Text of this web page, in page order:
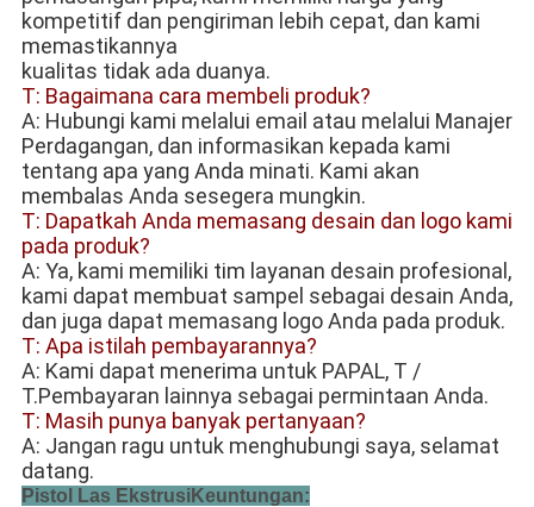
kompetitif dan pengiriman lebih cepat, dan kami
memastikannya
kualitas tidak ada duanya.
T: Bagaimana cara membeli produk?
A: Hubungi kami melalui email atau melalui Manajer
Perdagangan, dan informasikan kepada kami
tentang apa yang Anda minati. Kami akan
membalas Anda sesegera mungkin.
T: Dapatkah Anda memasang desain dan logo kami
pada produk?
A: Ya, kami memiliki tim layanan desain profesional,
kami dapat membuat sampel sebagai desain Anda,
dan juga dapat memasang logo Anda pada produk.
T: Apa istilah pembayarannya?
A: Kami dapat menerima untuk PAPAL, T /
T.Pembayaran lainnya sebagai permintaan Anda.
T: Masih punya banyak pertanyaan?
A: Jangan ragu untuk menghubungi saya, selamat
datang.
Pistol Las EkstrusiKeuntungan: